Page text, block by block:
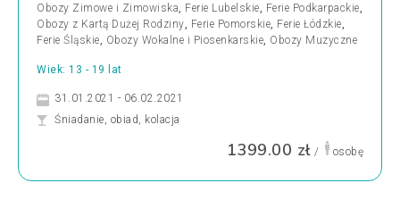
Obozy Zimowe i Zimowiska, Ferie Lubelskie, Ferie Podkarpackie,
Obozy z Kartą Dużej Rodziny, Ferie Pomorskie, Ferie Łódzkie,
Ferie Śląskie, Obozy Wokalne i Piosenkarskie, Obozy Muzyczne
Wiek: 13 - 19 lat
31.01.2021 - 06.02.2021
Śniadanie, obiad, kolacja
1399.00 zł / osobę